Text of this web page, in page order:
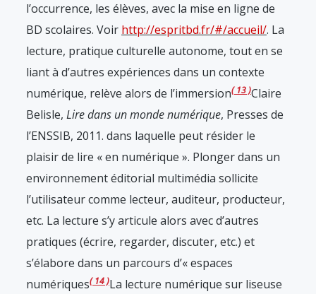
l’occurrence, les élèves, avec la mise en ligne de
BD scolaires. Voir http://espritbd.fr/#/accueil/. La
lecture, pratique culturelle autonome, tout en se
liant à d’autres expériences dans un contexte
numérique, relève alors de l’immersion 13 Claire
Belisle, Lire dans un monde numérique, Presses de
l’ENSSIB, 2011. dans laquelle peut résider le
plaisir de lire « en numérique ». Plonger dans un
environnement éditorial multimédia sollicite
l’utilisateur comme lecteur, auditeur, producteur,
etc. La lecture s’y articule alors avec d’autres
pratiques (écrire, regarder, discuter, etc.) et
s’élabore dans un parcours d’« espaces
numériques 14 La lecture numérique sur liseuse